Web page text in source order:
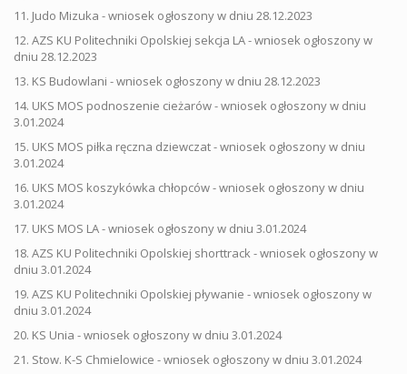
11. Judo Mizuka - wniosek ogłoszony w dniu 28.12.2023
12. AZS KU Politechniki Opolskiej sekcja LA - wniosek ogłoszony w
dniu 28.12.2023
13. KS Budowlani - wniosek ogłoszony w dniu 28.12.2023
14. UKS MOS podnoszenie cieżarów - wniosek ogłoszony w dniu
3.01.2024
15. UKS MOS piłka ręczna dziewczat - wniosek ogłoszony w dniu
3.01.2024
16. UKS MOS koszykówka chłopców - wniosek ogłoszony w dniu
3.01.2024
17. UKS MOS LA - wniosek ogłoszony w dniu 3.01.2024
18. AZS KU Politechniki Opolskiej shorttrack - wniosek ogłoszony w
dniu 3.01.2024
19. AZS KU Politechniki Opolskiej pływanie - wniosek ogłoszony w
dniu 3.01.2024
20. KS Unia - wniosek ogłoszony w dniu 3.01.2024
21. Stow. K-S Chmielowice - wniosek ogłoszony w dniu 3.01.2024